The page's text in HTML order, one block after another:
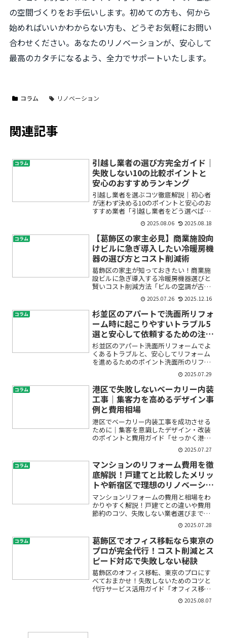
の空間づくりをお手伝いします。初めての方も、何から
始めればいいかわからない方も、どうぞお気軽にお問い
合わせください。あなたのリノベーションが、安心して
最高のカタチになるよう、全力でサポートいたします。
コラム リノベーション
関連記事
コラム
引越し業者の選び方完全ガイド｜
失敗しない10の比較ポイントと
安心のおすすめランキング
引越し業者を選ぶコツ徹底解説｜初心者
が迷わず決める10のポイントと安心のお
すすめ業者「引越し業者をどう選べばい
いの？」「費用もサービス内容もバラバ
ラで不安…」——このような悩みを抱え
ていませんか？とくに初めての引越し
や、家族・単身・長距離な...
2025.08.06 2025.08.18
コラム
【葛飾区の家主必見】商業施設向
けビルに急ぎ導入したい冷暖房機
器の選び方とコスト削減術
葛飾区の家主が知っておきたい！商業施
設ビルに急ぎ導入する冷暖房機器選びと
賢いコスト削減方法「ビルの空調が古く
なって効きが悪い…」「新しくテナント
が入るのに、急ぎで冷暖房機器を導入し
たい」「コストを抑えたいけど、どこに
気を付ければいいの？」葛...
2025.07.26 2025.12.16
コラム
杉並区のアパートで洗面所リフォ
ーム時に起こりやすいトラブル5
選と安心して依頼するための注意
点
杉並区のアパート洗面所リフォームでよ
くあるトラブルと、安心してリフォーム
を進めるためのポイント洗面所のリフォ
ームは、毎日の暮らしを快適にしてくれ
る大切な工事です。しかし、特にアパー
トなどの賃貸住宅では「どんなトラブル
が起こるの？」「住人や大...
2025.07.29
コラム
港区で失敗しないベーカリー内装
工事｜集客力を高めるデザイン事
例と費用相場
港区でベーカリー内装工事を成功させる
ために｜集客を意識したデザイン・改装
のポイントと費用ガイド「せっかく港区
でパン屋をオープンするのなら、おしゃ
れでお客様が入りやすいベーカリーにし
たい」「店舗改装や内装工事の相場や流
れが分からず不安…」「ベ...
2025.07.27
コラム
マンションのリフォーム費用を徹
底解説！戸建てと比較したメリッ
トや新宿区で理想のリノベーショ
ンを実現するコツ
マンションリフォームの費用と相場をわ
かりやすく解説！戸建てとの違いや費用
節約のコツ、失敗しない業者選びまで完
全ガイド【2024年最新版】「マンション
のリフォームを考えているけれど、費用
の相場がわからない」「戸建てとどう違
うの？」「できるだけ...
2025.07.28
コラム
葛飾区でオフィス移転なら東京の
プロが完全代行！コスト削減とス
ピード対応で失敗しない秘訣
葛飾区のオフィス移転、東京のプロにす
べておまかせ！失敗しないためのコツと
代行サービス活用ガイド「オフィス移転
を考えているけれど、何から始めていい
かわからない」「移転費用や業者選びが
2025.08.07